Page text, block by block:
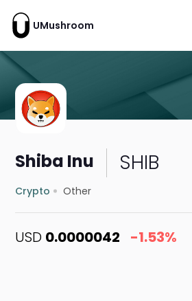
UMushroom
Shiba Inu SHIB
Crypto Other
USD 0.0000042 -1.53%